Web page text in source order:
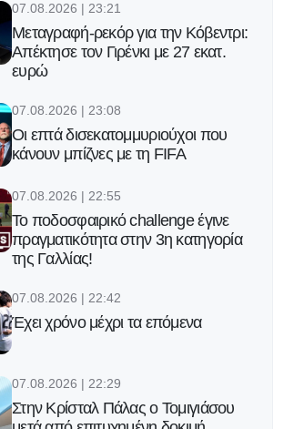
07.08.2026 | 23:21
Μεταγραφή-ρεκόρ για την Κόβεντρι:
Απέκτησε τον Γιρένκι με 27 εκατ.
ευρώ
07.08.2026 | 23:08
Οι επτά δισεκατομμυριούχοι που
κάνουν μπίζνες με τη FIFA
07.08.2026 | 22:55
Το ποδοσφαιρικό challenge έγινε
πραγματικότητα στην 3η κατηγορία
της Γαλλίας!
07.08.2026 | 22:42
Έχει χρόνο μέχρι τα επόμενα
07.08.2026 | 22:29
Στην Κρίσταλ Πάλας ο Τομιγιάσου